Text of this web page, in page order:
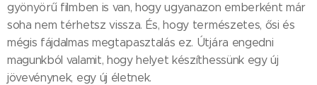
gyönyörű filmben is van, hogy ugyanazon emberként már
soha nem térhetsz vissza. És, hogy természetes, ősi és
mégis fájdalmas megtapasztalás ez. Útjára engedni
magunkból valamit, hogy helyet készíthessünk egy új
jövevénynek, egy új életnek.